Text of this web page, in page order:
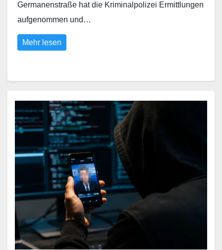
Germanenstraße hat die Kriminalpolizei Ermittlungen
aufgenommen und…
Mehr lesen